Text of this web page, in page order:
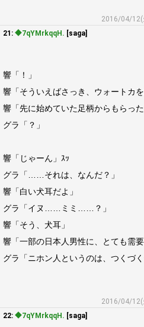
2016/04/12(
21: ◆7qYMrkqqH. [saga]
響「！」
響「そういえばさっき、ウォートカ
響「先に始めていた足柄からもらっ
グラ「？」
響「じゃーん」ｽｯ
グラ「……それは、なんだ？」
響「白い犬耳だよ」
グラ「イヌ……ミミ……？」
響「そう、犬耳」
響「一部の日本人男性に、とても需
グラ「ニホン人というのは、つくづ
2016/04/12(
22: ◆7qYMrkqqH. [saga]